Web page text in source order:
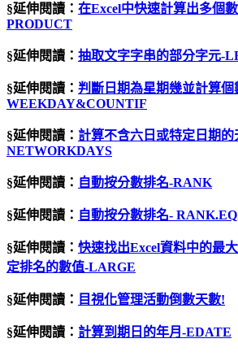
§延伸閱讀： 在Excel中快速計算出多個
PRODUCT
§延伸閱讀： 抽取文字字串的部分字元-
§延伸閱讀： 判斷日期為星期幾並計算個
WEEKDAY&COUNTIF
§延伸閱讀： 計算不含六日或特定日期的
NETWORKDAYS
§延伸閱讀： 自動按分數排名-RANK
§延伸閱讀： 自動按分數排名-
§延伸閱讀： 快速找出Excel資料中的最
定排名的數值-LARGE
§延伸閱讀： 目視化管理活動倒數天數!
§延伸閱讀： 計算到期日的年月-EDATE